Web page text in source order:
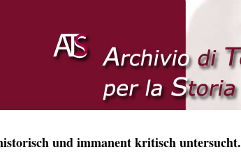
und immanent kritisch untersucht.